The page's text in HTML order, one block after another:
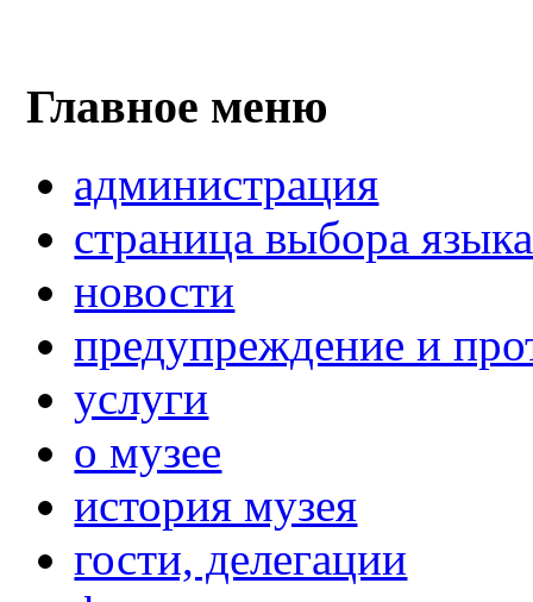
Главное меню
администрация
страница выбора языка
новости
предупреждение и
услуги
о музее
история музея
гости, делегации